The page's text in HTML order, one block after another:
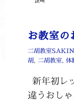
お教室
二胡教室
胡, 二胡教室, 体
新年初レ
違うおし